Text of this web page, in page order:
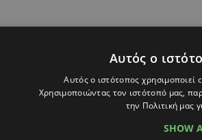
Αυτός ο
Αυτός ο ιστότοπος χρησιμοποιεί
Χρησιμοποιώντας τον ιστότοπό μας,
την Πολιτική μας
SHOW